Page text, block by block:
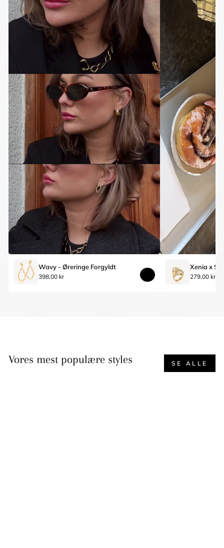
Wavy - Øreringe Forgyldt
398,00 kr 279,00 kr
Vores mest populære styles SE ALLE